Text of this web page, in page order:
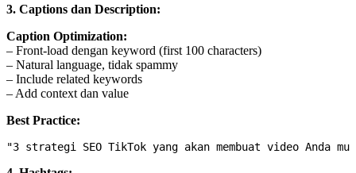
3. Captions dan Description:
Caption Optimization:
– Front-load dengan keyword (first 100 characters)
– Natural language, tidak spammy
– Include related keywords
– Add context dan value
Best Practice: